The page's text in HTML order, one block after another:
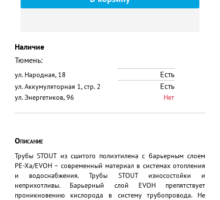
Наличие
Тюмень:
ул. Народная, 18 Есть
ул. Аккумуляторная 1, стр. 2 Есть
ул. Энергетиков, 96 Нет
Описание
Трубы STOUT из сшитого полиэтилена с барьерным слоем
PE-Xa/EVOH – современный материал в системах отопления
и водоснабжения. Трубы STOUT износостойки и
неприхотливы. Барьерный слой EVOH препятствует
проникновению кислорода в систему трубопровода. Не